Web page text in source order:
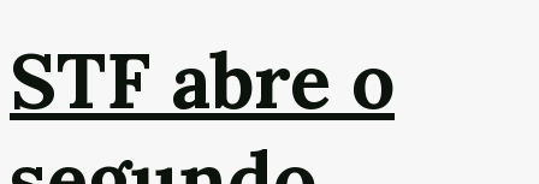
STF abre o